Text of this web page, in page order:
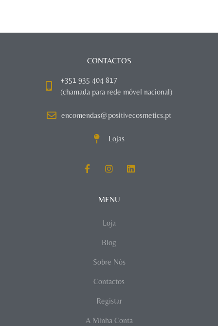
CONTACTOS
+351 935 404 817
(chamada para rede móvel nacional)
encomendas@positivecosmetics.pt
Lojas
MENU
Loja
Blog
Sobre Nós
Contactos
Registar
A Minha Conta